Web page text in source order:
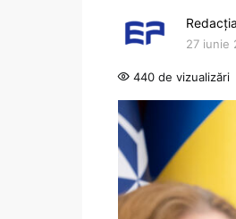
Redacția
27 iunie
440 de vizualizări